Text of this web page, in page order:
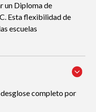
un Diploma de
Esta flexibilidad de
escuelas
completo por